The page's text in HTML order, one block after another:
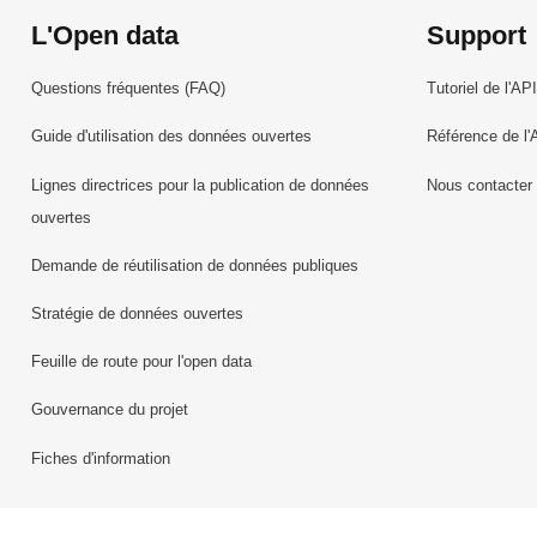
L'Open data
Questions fréquentes (FAQ)
Guide d'utilisation des données ouvertes
Lignes directrices pour la publication de données
ouvertes
Demande de réutilisation de données publiques
Stratégie de données ouvertes
Feuille de route pour l'open data
Gouvernance du projet
Fiches d'information
Support
Tutoriel de l'API
Référence de
Nous contacter